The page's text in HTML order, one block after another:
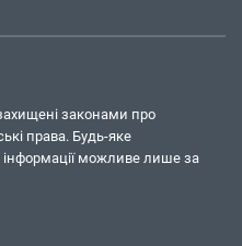
законами про
права. Будь-яке
інформації можливе лише за